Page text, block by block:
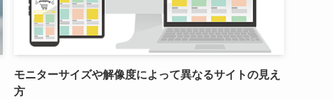
モニターサイズや解像度によって異なるサイトの見え
方